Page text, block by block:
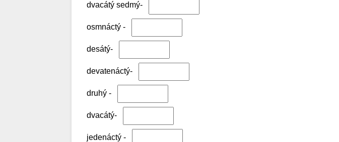
dvacátý sedmý-
osmnáctý -
desátý-
devatenáctý-
druhý -
dvacátý-
jedenáctý -